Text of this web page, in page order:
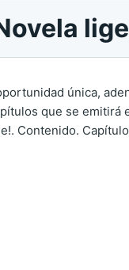
única,
que se emitirá
Contenido.